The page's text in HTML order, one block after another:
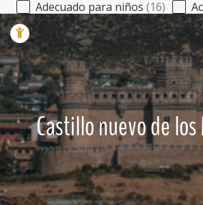
Adecuado para niños (16)
Castillo nuevo de los